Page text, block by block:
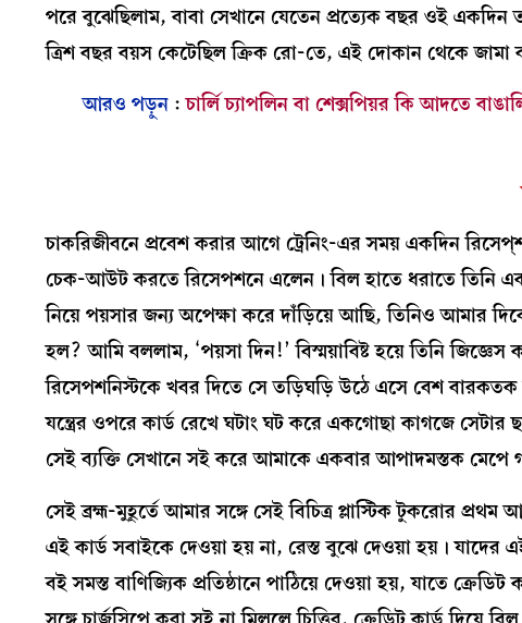
পরে বুঝেছিলাম, বাবা সেখানে যেতেন প্রত্যেক বছর ওই
ত্রিশ বছর বয়স কেটেছিল ক্রিক রো-তে, এই দোকান থেকে জামা
আরও পড়ুন :চার্লি চ্যাপলিন বা শেক্সপিয়র কি আদতে
চাকরিজীবনে প্রবেশ করার আগে ট্রেনিং-এর সময় একদিন
চেক-আউট করতে রিসেপশনে এলেন। বিল হাতে ধরাতে তিনি
নিয়ে পয়সার জন্য অপেক্ষা করে দাঁড়িয়ে আছি, তিনিও আমার
হল? আমি বললাম, ‘পয়সা দিন!’ বিস্ময়াবিষ্ট হয়ে তিনি
রিসেপশনিস্টকে খবর দিতে সে তড়িঘড়ি উঠে এসে বেশ
যন্ত্রের ওপরে কার্ড রেখে ঘটাং ঘট করে একগোছা কাগজে
সেই ব্যক্তি সেখানে সই করে আমাকে একবার আপাদমস্তক মেপে
সেই ব্রহ্ম-মুহূর্তে আমার সঙ্গে সেই বিচিত্র প্লাস্টিক টুকরোর
এই কার্ড সবাইকে দেওয়া হয় না, রেস্ত বুঝে দেওয়া হয়।
বই সমস্ত বাণিজ্যিক প্রতিষ্ঠানে পাঠিয়ে দেওয়া হয়, যাতে